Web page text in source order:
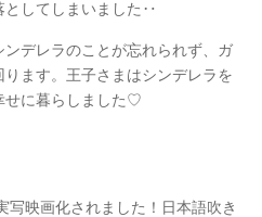
としてしまいました‥
デレラのことが忘れられず、ガ
ます。王子さまはシンデレラを
せに暮らしました♡
写映画化されました！日本語吹き